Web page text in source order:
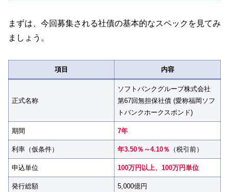
まずは、今回募集される社債の基本的なスペックを見てみ
ましょう。
項目 内容
正式名称
ソフトバンクグループ株式会社
第67回無担保社債 (愛称福岡ソフ
トバンクホークスボンド)
期間 7年
利率（仮条件） 年3.50％～4.10％ （税引前）
申込単位 100万円以上、100万円単位
発行総額 5,000億円